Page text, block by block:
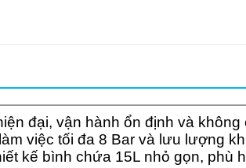
đại, vận hành ổn định và
việc tối đa 8 Bar và lưu lượng
kế bình chứa 15L nhỏ gọn, phù